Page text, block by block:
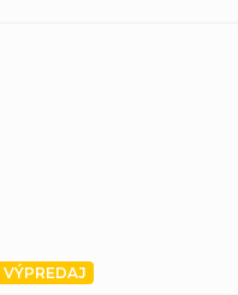
VÝPREDAJ